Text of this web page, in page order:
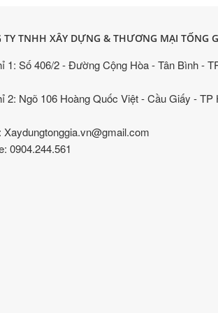
TY TNHH XÂY DỰNG & THƯƠNG MẠI TỐNG
1: Số 406/2 - Đường Cộng Hòa - Tân Bình -
2: Ngõ 106 Hoàng Quốc Việt - Cầu Giấy - TP
Xaydungtonggia.vn@gmail.com
0904.244.561